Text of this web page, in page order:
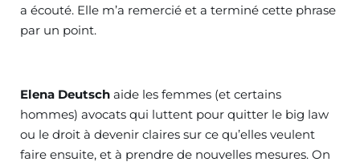
a écouté. Elle m’a remercié et a terminé cette phrase
par un point.
Elena Deutsch aide les femmes (et certains
hommes) avocats qui luttent pour quitter le big law
ou le droit à devenir claires sur ce qu’elles veulent
faire ensuite, et à prendre de nouvelles mesures. On